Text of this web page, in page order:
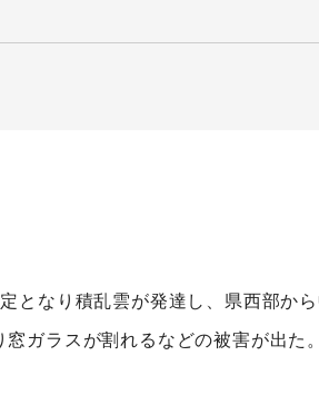
となり積乱雲が発達し、県西部か
ガラスが割れるなどの被害が出た。